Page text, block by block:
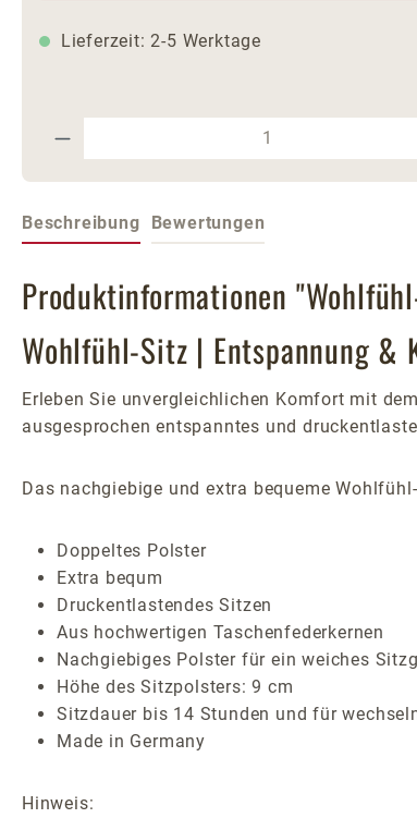
Lieferzeit: 2-5 Werktage
Produkt Anzahl: Gib den
Beschreibung Bewertungen
Produktinformationen
Wohlfühl-Sitz | Entspannung
Erleben Sie unvergleichlichen Komfort mit
ausgesprochen entspanntes und
Das nachgiebige und extra bequeme
Doppeltes Polster
Extra bequm
Druckentlastendes Sitzen
Aus hochwertigen Taschenfederkernen
Nachgiebiges Polster für ein weiches
Höhe des Sitzpolsters: 9 cm
Sitzdauer bis 14 Stunden und für
Made in Germany
Hinweis: